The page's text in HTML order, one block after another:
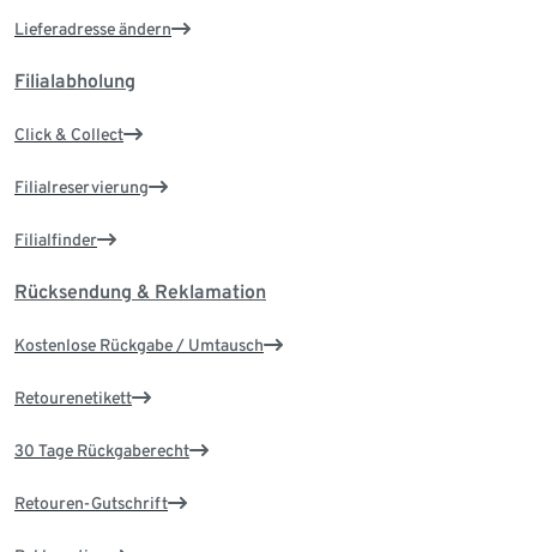
Lieferadresse ändern
Filialabholung
Click & Collect
Filialreservierung
Filialfinder
Rücksendung & Reklamation
Kostenlose Rückgabe / Umtausch
Retourenetikett
30 Tage Rückgaberecht
Retouren-Gutschrift